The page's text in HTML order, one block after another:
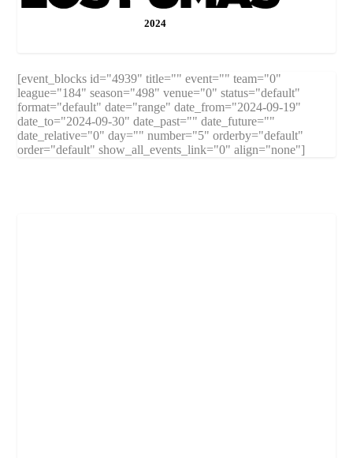
2024
[event_blocks id="4939" title="" event="" team="0"
league="184" season="498" venue="0" status="default"
format="default" date="range" date_from="2024-09-19"
date_to="2024-09-30" date_past="" date_future=""
date_relative="0" day="" number="5" orderby="default"
order="default" show_all_events_link="0" align="none"]